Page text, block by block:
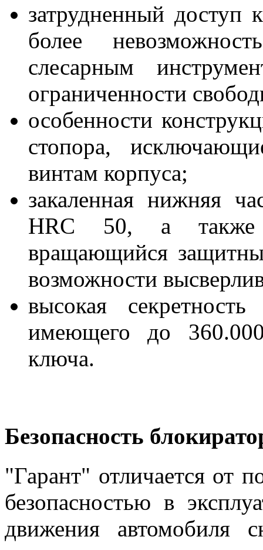
затрудненный доступ
более
слесарным
ограниченности
особенности
стопора,
винтам корпуса;
закаленная нижняя
HRC 50, а также
вращающийся
возможности
высокая
имеющего до
ключа.
Безопасность
"Гарант" отличается от
безопасностью в
движения автомобиля